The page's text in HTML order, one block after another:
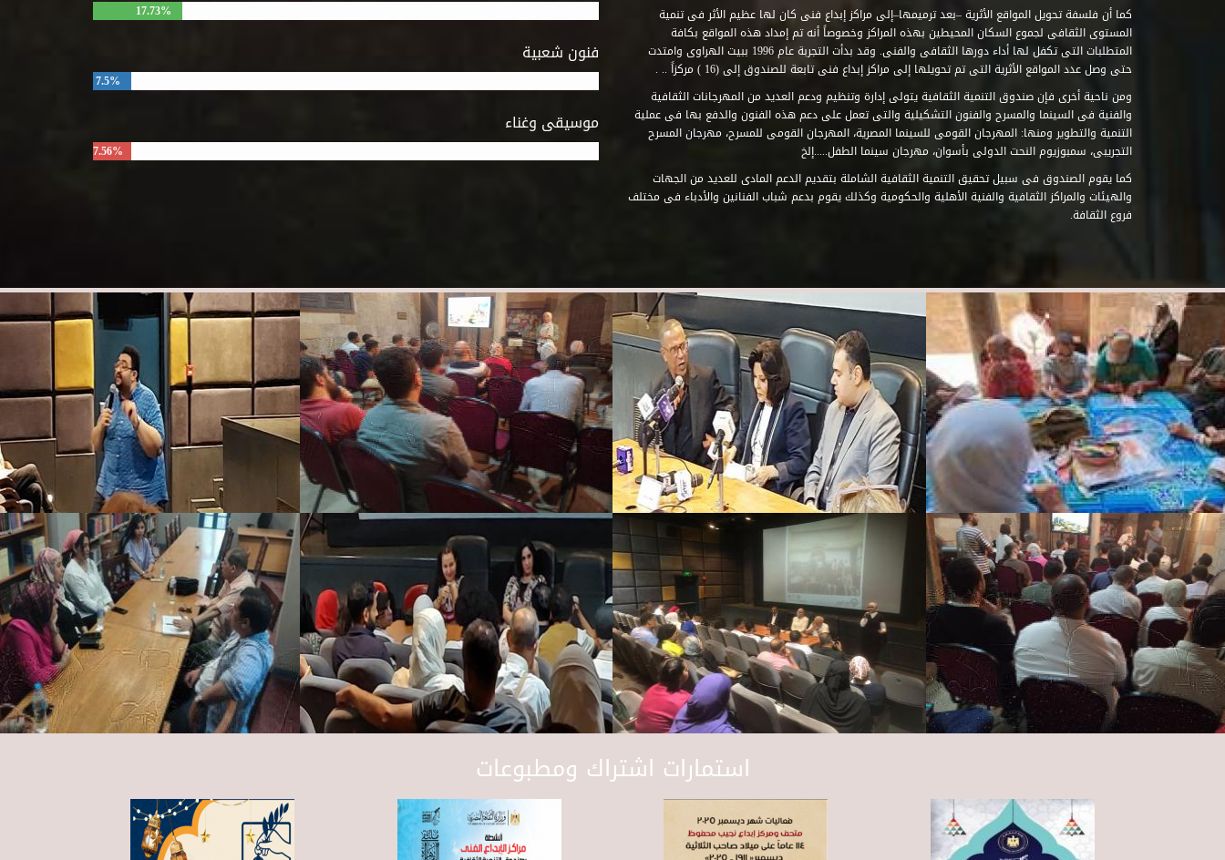
17.73%
فنون شعبية
7.5%
موسيقى وغناء
7.56%
كما أن فلسفة تحويل المواقع الأثرية –بعد ترميمها–إلى مراكز إبداع فنى كان لها عظيم الأثر فى تنمية
المستوى الثقافى لجموع السكان المحيطين بهذه المراكز وخصوصاً أنه تم إمداد هذه المواقع بكافة
المتطلبات التى تكفل لها أداء دورها الثقافى والفنى. وقد بدأت التجربة عام 1996 ببيت الهراوى وامتدت
حتى وصل عدد المواقع الأثرية التى تم تحويلها إلى مراكز إبداع فنى تابعة للصندوق إلى (16 ) مركزاً .. .
ومن ناحية أخرى فإن صندوق التنمية الثقافية يتولى إدارة وتنظيم ودعم العديد من المهرجانات الثقافية
والفنية فى السينما والمسرح والفنون التشكيلية والتى تعمل على دعم هذه الفنون والدفع بها فى عملية
التنمية والتطوير ومنها: المهرجان القومى للسينما المصرية، المهرجان القومى للمسرح، مهرجان المسرح
التجريبى، سمبوزيوم النحت الدولى بأسوان، مهرجان سينما الطفل.....إلخ
كما يقوم الصندوق فى سبيل تحقيق التنمية الثقافية الشاملة بتقديم الدعم المادى للعديد من الجهات
والهيئات والمراكز الثقافية والفنية الأهلية والحكومية وكذلك يقوم بدعم شباب الفنانين والأدباء فى مختلف
فروع الثقافة.
استمارات اشتراك ومطبوعات